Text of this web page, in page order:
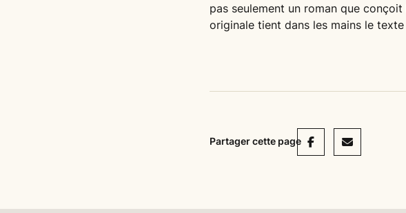
pas seulement un roman que
originale tient dans les mains le
Partager cette pageFacebook
Mail